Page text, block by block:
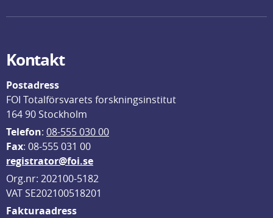
Kontakt
Postadress
FOI Totalförsvarets forskningsinstitut
164 90 Stockholm
Telefon: 08-555 030 00
Fax: 08-555 031 00
registrator@foi.se
Org.nr: 202100-5182
VAT SE202100518201
Fakturaadress